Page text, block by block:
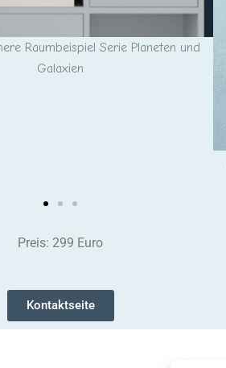
Raumbeispiel Serie Planeten und
Galaxien
Preis: 299 Euro
Kontaktseite